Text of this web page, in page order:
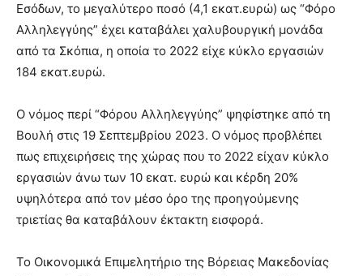
Εσόδων, το μεγαλύτερο ποσό (4,1 εκατ.ευρώ) ως “Φόρο
Αλληλεγγύης” έχει καταβάλει χαλυβουργική μονάδα
από τα Σκόπια, η οποία το 2022 είχε κύκλο εργασιών
184 εκατ.ευρώ.
Ο νόμος περί “Φόρου Αλληλεγγύης” ψηφίστηκε από τη
Βουλή στις 19 Σεπτεμβρίου 2023. O νόμος προβλέπει
πως επιχειρήσεις της χώρας που το 2022 είχαν κύκλο
εργασιών άνω των 10 εκατ. ευρώ και κέρδη 20%
υψηλότερα από τον μέσο όρο της προηγούμενης
τριετίας θα καταβάλουν έκτακτη εισφορά.
Το Οικονομικά Επιμελητήριο της Βόρειας Μακεδονίας